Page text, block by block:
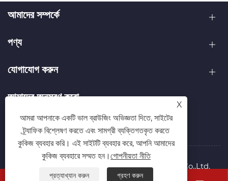
আমাদের সম্পর্কে
পণ্য
যোগাযোগ করুন
আমাদের অনুসরণ করো
কপিরাইট © 2026 Sikaida (Tianjin) Int'L Trading Co.,Ltd.
সর্বস্বত্ব সংরক্ষিত।
X
আমরা আপনাকে একটি ভাল ব্রাউজিং অভিজ্ঞতা দিতে, সাইটের
ট্র্যাফিক বিশ্লেষণ করতে এবং সামগ্রী ব্যক্তিগতকৃত করতে
কুকিজ ব্যবহার করি। এই সাইটটি ব্যবহার করে, আপনি আমাদের
কুকিজ ব্যবহারে সম্মত হন।গোপনীয়তা নীতি
প্রত্যাখ্যান করুন গ্রহণ করুন